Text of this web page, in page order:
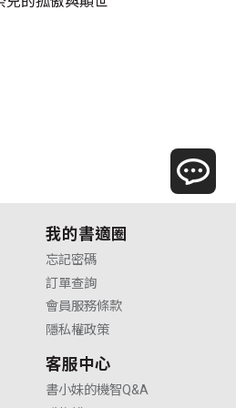
我的書適圈
忘記密碼
訂單查詢
會員服務條款
隱私權政策
客服中心
書小妹的機智Q&A